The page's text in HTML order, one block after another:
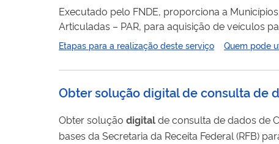
Executado pelo FNDE, proporciona a
Articuladas – PAR, para aquisição de veículos
permanência dos alunos da educação básica
seguro e de qualidade.
Etapas para a realização deste serviço Quem pode
Obter solução digital de consulta de
Obter solução digitalde consulta de dados de Cadastro de Pessoa Física (CPF) é um serviço que se conecta diretamente nas
bases da Secretaria da Receita Federal (RFB) para